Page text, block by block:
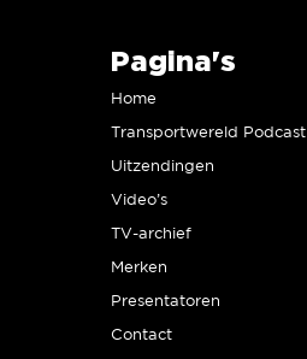
Pagina's
Home
Transportwereld Podcast
Uitzendingen
Video’s
TV-archief
Merken
Presentatoren
Contact